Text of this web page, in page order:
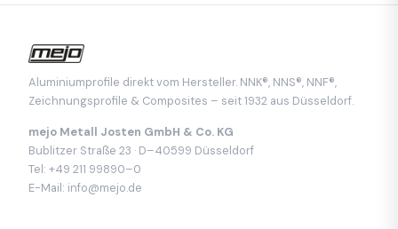
Aluminiumprofile direkt vom Hersteller. NNK®, NNS®, NNF®,
Zeichnungsprofile & Composites – seit 1932 aus Düsseldorf.
mejo Metall Josten GmbH & Co. KG
Bublitzer Straße 23 · D–40599 Düsseldorf
Tel: +49 211 99890–0
E-Mail: info@mejo.de